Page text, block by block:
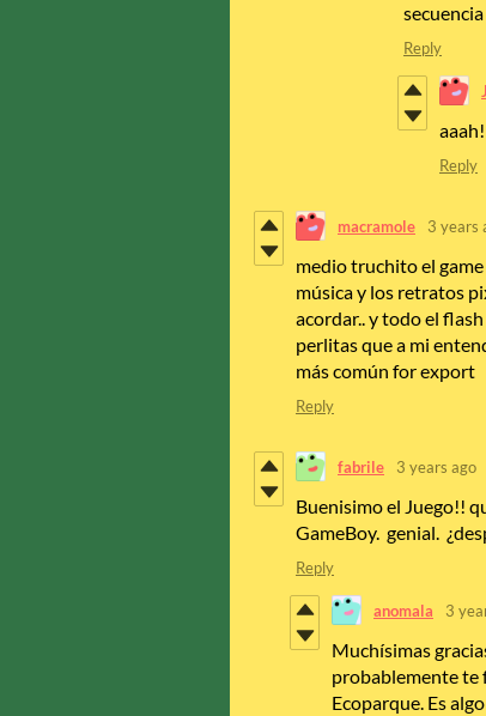
Reply
Reply
macramole 3 years
medio truchito el
música y los retratos
acordar.. y todo el
perlitas que a mi
más común for export
Reply
fabrile 3 years ago
Buenisimo el Juego!!
GameBoy. genial.
Reply
anomala 3
Muchísimas
probablemente te
Ecoparque. Es